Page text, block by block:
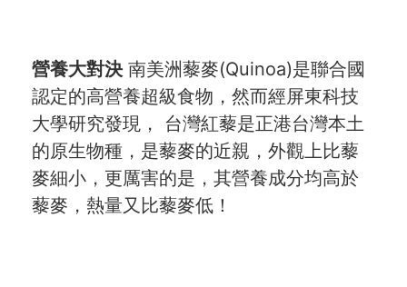
關於愛飯團
聯絡我們
合作與廣告
媒體推薦與報導
營養大對決 南美洲藜麥(Quinoa)是聯合國
認定的高營養超級食物，然而經屏東科技
大學研究發現， 台灣紅藜是正港台灣本土
的原生物種，是藜麥的近親，外觀上比藜
麥細小，更厲害的是，其營養成分均高於
藜麥，熱量又比藜麥低！